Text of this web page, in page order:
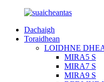
Dachaigh
Toraidhean
LOIDHNE
MIRA5 S
MIRA7 S
MIRA9 S